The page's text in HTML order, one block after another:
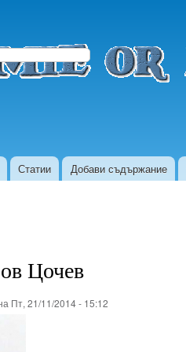
Статии Добави съдържание
Цочев
Пт, 21/11/2014 - 15:12